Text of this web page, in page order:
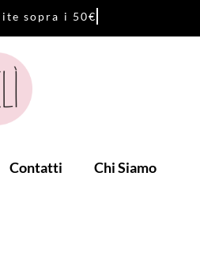
ite sopra i 50€
Contatti Chi Siamo